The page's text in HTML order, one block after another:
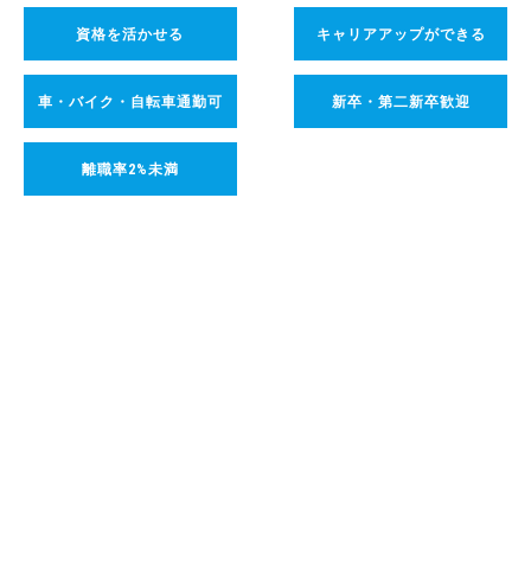
資格を活かせる キャリアアップができる
車・バイク・自転車通勤可 新卒・第二新卒歓迎
離職率2%未満